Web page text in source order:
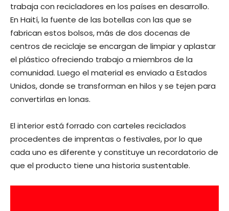
trabaja con recicladores en los países en desarrollo.
En Haití, la fuente de las botellas con las que se
fabrican estos bolsos, más de dos docenas de
centros de reciclaje se encargan de limpiar y aplastar
el plástico ofreciendo trabajo a miembros de la
comunidad. Luego el material es enviado a Estados
Unidos, donde se transforman en hilos y se tejen para
convertirlas en lonas.
El interior está forrado con carteles reciclados
procedentes de imprentas o festivales, por lo que
cada uno es diferente y constituye un recordatorio de
que el producto tiene una historia sustentable.